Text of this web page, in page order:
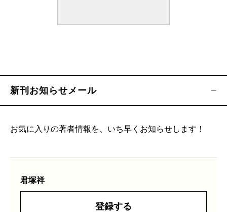
新刊お知らせメール
お気に入りの著者情報を、いち早くお知らせします！
君塚祥
登録する